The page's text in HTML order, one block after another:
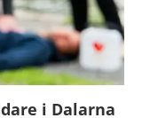
i Dalarna